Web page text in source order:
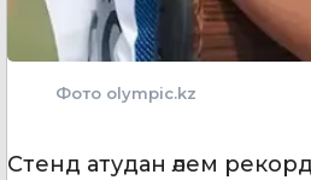
Фото olympic.kz
Стенд атудан әлем